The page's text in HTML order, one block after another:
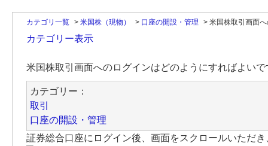
カテゴリ一覧 > 米国株（現物） > 口座の開設・管理 > 米国株取引画面
カテゴリー表示
米国株取引画面へのログインはどのようにすればよいで
カテゴリー：
取引
口座の開設・管理
証券総合口座にログイン後、画面をスクロールいただ